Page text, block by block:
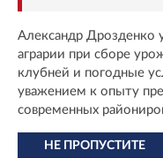
Александр Дрозденко
аграрии при сборе
клубней и погодные
уважением к опыту
современных
НЕ ПРОПУСТИТЕ